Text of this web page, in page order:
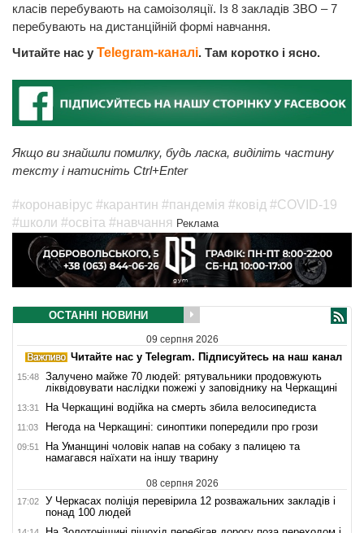
класів перебувають на самоізоляції. Із 8 закладів ЗВО – 7
перебувають на дистанційній формі навчання.
Читайте нас у Telegram-каналі. Там коротко і ясно.
Якщо ви знайшли помилку, будь ласка, виділіть частину
тексту і натисніть Ctrl+Enter
#коронавірус #карантин #пандемія #ковід #COVID-19
#школи #освіта #навчання Реклама
ОСТАННІ НОВИНИ
09 серпня 2026
Читайте нас у Telegram. Підписуйтесь на наш канал
15:48
Залучено майже 70 людей: рятувальники продовжують
ліквідовувати наслідки пожежі у заповіднику на Черкащині
13:31 На Черкащині водійка на смерть збила велосипедиста
11:03 Негода на Черкащині: синоптики попередили про грози
09:51
На Уманщині чоловік напав на собаку з палицею та
намагався наїхати на іншу тварину
08 серпня 2026
17:02
У Черкасах поліція перевірила 12 розважальних закладів і
понад 100 людей